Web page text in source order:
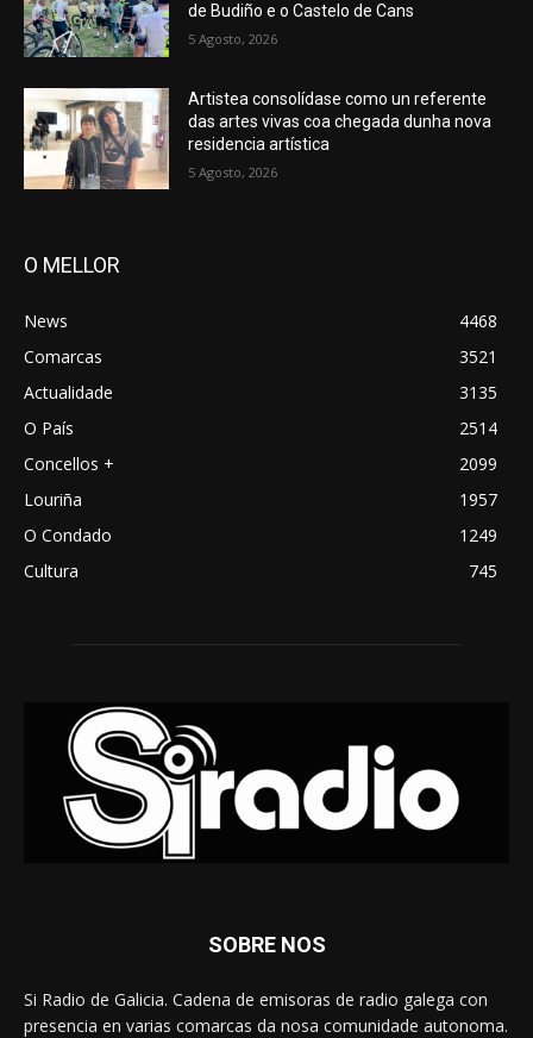
de Budiño e o Castelo de Cans
5 Agosto, 2026
Artistea consolídase como un referente
das artes vivas coa chegada dunha nova
residencia artística
5 Agosto, 2026
O MELLOR
News
4468
Comarcas
3521
Actualidade
3135
O País
2514
Concellos +
2099
Louriña
1957
O Condado
1249
Cultura
745
SOBRE NOS
Si Radio de Galicia. Cadena de emisoras de radio galega con
presencia en varias comarcas da nosa comunidade autonoma.